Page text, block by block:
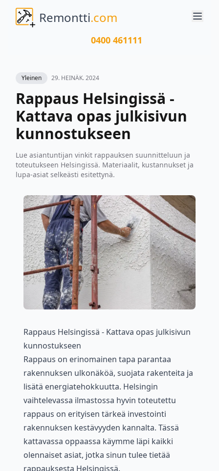
Remontti.com
0400 461111
Yleinen 29. HEINÄK. 2024
Rappaus Helsingissä -
Kattava opas julkisivun
kunnostukseen
Lue asiantuntijan vinkit rappauksen suunnitteluun ja
toteutukseen Helsingissä. Materiaalit, kustannukset ja
lupa-asiat selkeästi esitettynä.
Rappaus Helsingissä - Kattava opas julkisivun
kunnostukseen
Rappaus on erinomainen tapa parantaa
rakennuksen ulkonäköä, suojata rakenteita ja
lisätä energiatehokkuutta. Helsingin
vaihtelevassa ilmastossa hyvin toteutettu
rappaus on erityisen tärkeä investointi
rakennuksen kestävyyden kannalta. Tässä
kattavassa oppaassa käymme läpi kaikki
olennaiset asiat, jotka sinun tulee tietää
rappauksesta Helsingissä.